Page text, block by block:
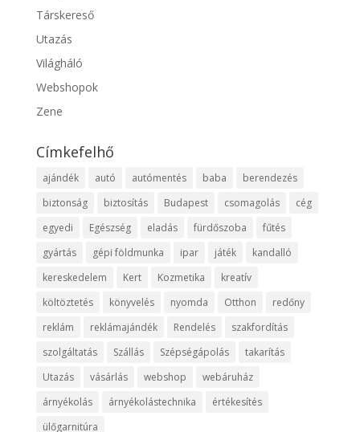
Társkereső
Utazás
Világháló
Webshopok
Zene
Címkefelhő
ajándék autó autómentés baba
berendezés
biztonság
biztosítás Budapest csomagolás
cég
egyedi
Egészség eladás fürdőszoba
fűtés
gyártás
gépi földmunka ipar játék
kandalló
kereskedelem
Kert Kozmetika
kreatív
költöztetés
könyvelés nyomda Otthon
redőny
reklám
reklámajándék Rendelés
szakfordítás
szolgáltatás
Szállás Szépségápolás
takarítás
Utazás
vásárlás webshop
webáruház
árnyékolás
árnyékolástechnika
értékesítés
ülőgarnitúra